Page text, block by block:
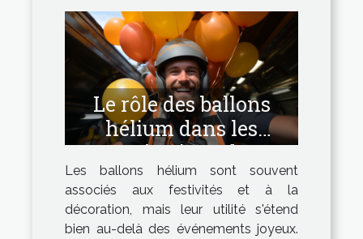
Le rôle des ballons
hélium dans les
opérations de
sauvetage et de
signalisation
Les ballons hélium sont souvent
associés aux festivités et à la
décoration, mais leur utilité s'étend
bien au-delà des événements joyeux.